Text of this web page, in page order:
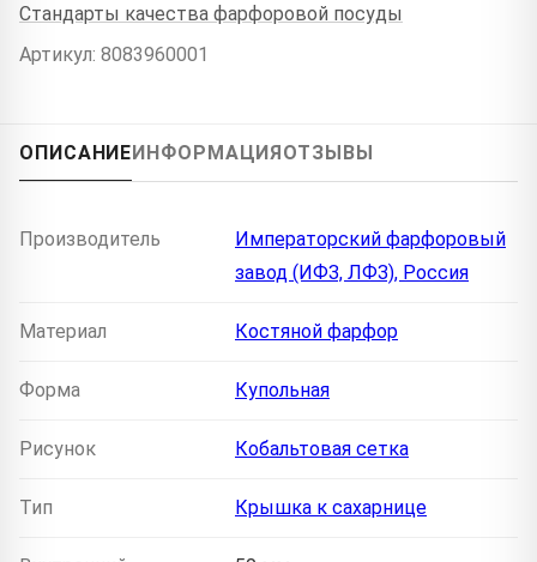
Стандарты качества фарфоровой посуды
Артикул: 8083960001
ОПИСАНИЕИНФОРМАЦИЯОТЗЫВЫ
Производитель
Императорский фарфоровый
завод (ИФЗ, ЛФЗ), Россия
Материал Костяной фарфор
Форма Купольная
Рисунок Кобальтовая сетка
Тип Крышка к сахарнице